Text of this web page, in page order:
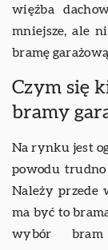
więźba
mniejsze, ale
bramę
Czym się
bramy
Na rynku jest
powodu trudno
Należy przede
ma być to
wybór